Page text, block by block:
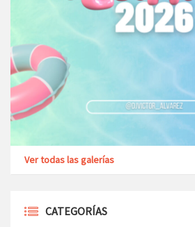
Ver todas las galerías
CATEGORÍAS